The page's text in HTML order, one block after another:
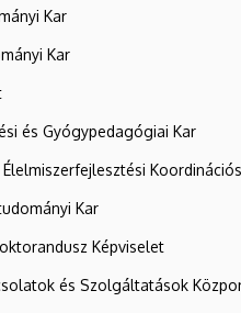
Kar
Kar
és Gyógypedagógiai Kar
Kar
Képviselet
és Szolgáltatások